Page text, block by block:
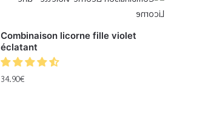
Combinaison licorne fille violet
éclatant
34.90€